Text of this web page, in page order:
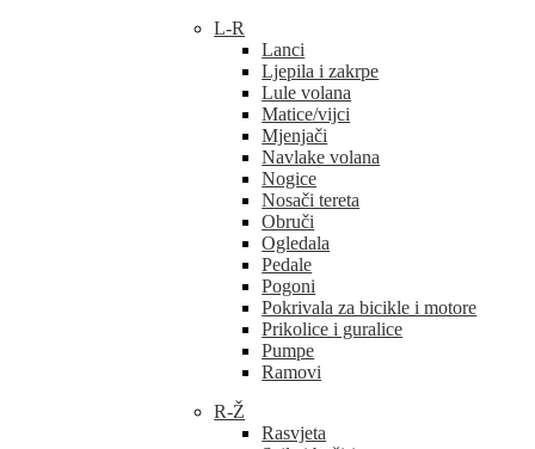
L-R
Lanci
Ljepila i zakrpe
Lule volana
Matice/vijci
Mjenjači
Navlake volana
Nogice
Nosači tereta
Obruči
Ogledala
Pedale
Pogoni
Pokrivala za bicikle i motore
Prikolice i guralice
Pumpe
Ramovi
R-Ž
Rasvjeta